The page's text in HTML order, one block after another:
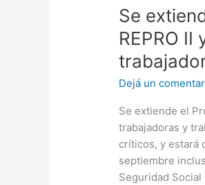
Se
REPRO
Dejá un
Se extiende el
trabajadoras y
críticos, y estará
septiembre
Seguridad Social